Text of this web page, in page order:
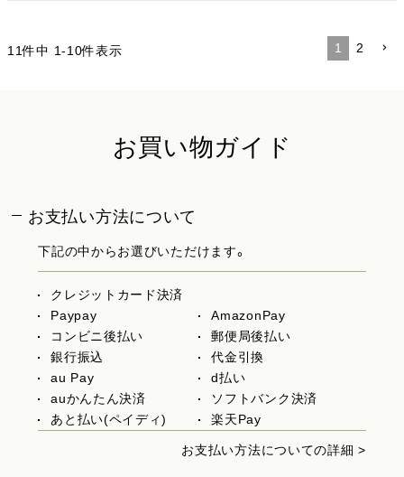
11件中 1-10件表示 1 2
お買い物ガイド
お支払い方法について
下記の中からお選びいただけます。
クレジットカード決済
Paypay
AmazonPay
コンビニ後払い
郵便局後払い
銀行振込
代金引換
au Pay
d払い
auかんたん決済
ソフトバンク決済
あと払い(ペイディ)
楽天Pay
お支払い方法についての詳細 >